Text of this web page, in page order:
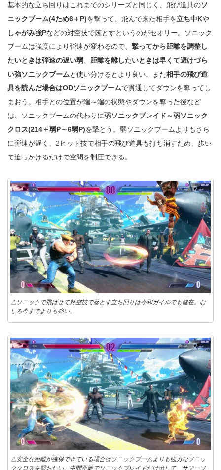
基本的な立ち回りはこれまでのシリーズと同じく、飛び道具のソ
ニックブーム(4ため6＋P)を撃って、飛んで来た相手を立ち中Kや
しゃがみ強Pなどの対空技で落とすというのがセオリー。ソニック
ブームは強度により弾速が変わるので、 撃ってから距離を調整し
たいときは弾速の遅い弱
距離を離したいときは早くて避けづら
い強ソニックブームと使い分けるとより良い。また相手の飛び道
具を読んだ場合はODソニックブームで貫通してダウンを奪ってし
まおう。相手との位置が端～端の状態やダウンを奪った後など
は、ソニックブームの代わりに弱ソニックブレイド～弱ソニック
クロス(214＋弱P～6弱P)を撃とう。弱ソニックブームよりもさら
に弾速が遅く、2ヒット技で相手の飛び道具も打ち消すため、歩い
て追っかけるだけで空間を制圧できる。
△ソニックで飛ばせて対空技で落とす立ち回りは令和ガイルでも健在。む
しろ今までよりも強い。
△安全な距離が確保できている場合はソニックブームよりも強力なソニッ
ククロスを撃ちたい。中間距離でソニックブレイドだけ出して、サマーソ